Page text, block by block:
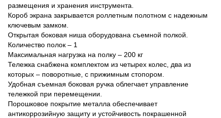
размещения и хранения инструмента.
Короб экрана закрывается роллетным полотном с надежным
ключевым замком.
Открытая боковая ниша оборудована съемной полкой.
Количество полок – 1
Максимальная нагрузка на полку – 200 кг
Тележка снабжена комплектом из четырех колес, два из
которых – поворотные, с прижимным стопором.
Удобная съемная боковая ручка облегчает управление
тележкой при перемещении.
Порошковое покрытие металла обеспечивает
антикоррозийную защиту и устойчивость покрашенной